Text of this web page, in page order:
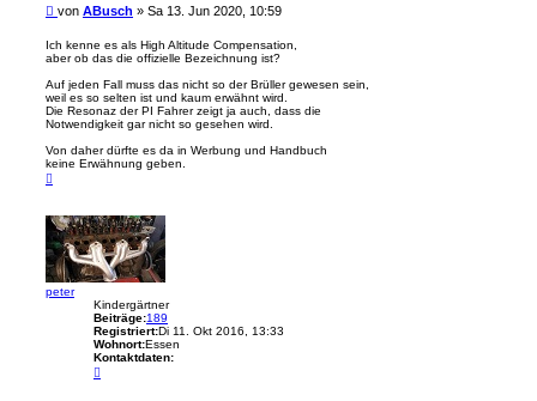
t
B
i
t
a
g
von ABusch » Sa 13. Jun 2020, 10:59
Ich kenne es als High Altitude Compensation,
aber ob das die offizielle Bezeichnung ist?
Auf jeden Fall muss das nicht so der Brüller gewesen sein,
weil es so selten ist und kaum erwähnt wird.
Die Resonaz der PI Fahrer zeigt ja auch, dass die
Notwendigkeit gar nicht so gesehen wird.
Von daher dürfte es da in Werbung und Handbuch
keine Erwähnung geben.
a
h
o
b
e
n
peter
Kindergärtner
Beiträge:189
Registriert:Di 11. Okt 2016, 13:33
Wohnort:Essen
Kontaktdaten:
o